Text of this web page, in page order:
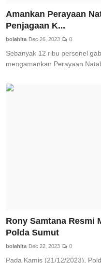
Amankan Perayaan
Penjagaan K...
bolahita Dec 26, 2023 0
Sebanyak 12 ribu personel
mengamankan Perayaan Natal,
Rony Samtana Resmi
Polda Sumut
bolahita Dec 22, 2023 0
Pada Kamis (21/12/2023),